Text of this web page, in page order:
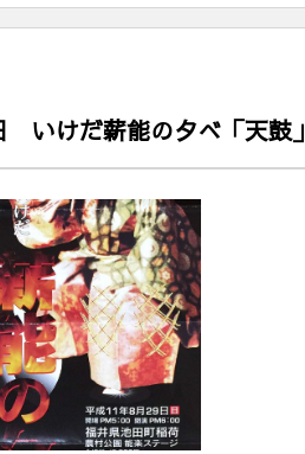
いけだ薪能の夕べ「天鼓」